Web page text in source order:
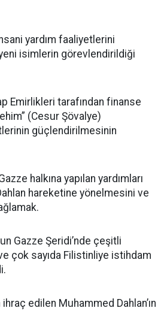
yardım faaliyetlerini
isimlerin görevlendirildiği
Emirlikleri tarafından finanse
(Cesur Şövalye)
güçlendirilmesinin
halkına yapılan yardımları
hareketine yönelmesini ve
Gazze Şeridi’nde çeşitli
çok sayıda Filistinliye istihdam
edilen Muhammed Dahlan’ın